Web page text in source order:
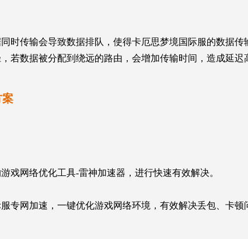
时传输会导致数据排队，使得卡厄思梦境国际服的数据传
若数据被分配到绕远的路由，会增加传输时间，造成延迟
案
戏网络优化工具-雷神加速器，进行快速有效解决。
专网加速，一键优化游戏网络环境，有效解决丢包、卡顿